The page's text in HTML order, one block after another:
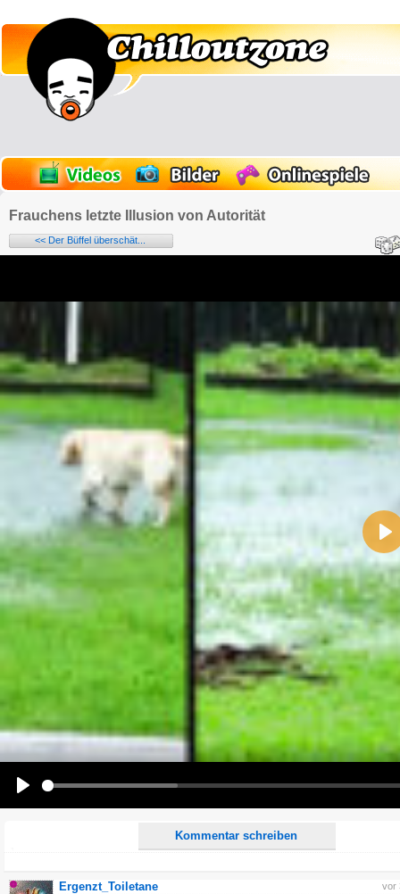
Frauchens letzte Illusion von Autorität
<< Der Büffel überschät...
Kommentar schreiben
Alle HTML-Tags außer <br>, <strike> und <i> werden aus Deinem Kommentar entfernt.
URLs werden automatisch umgewandelt. Bitte verwende "www." oder "http://" in URLs
Ich möchte eine E-Mail, wenn auf dieser Seite weitere Kommentare erscheinen.
vor
Ergenzt_Toiletane